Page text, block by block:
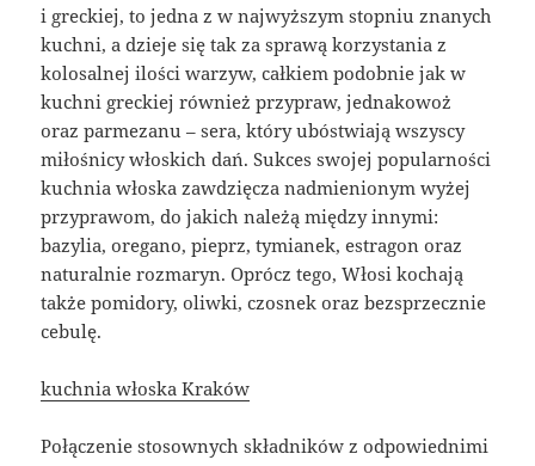
i greckiej, to jedna z w najwyższym stopniu znanych
kuchni, a dzieje się tak za sprawą korzystania z
kolosalnej ilości warzyw, całkiem podobnie jak w
kuchni greckiej również przypraw, jednakowoż
oraz parmezanu – sera, który ubóstwiają wszyscy
miłośnicy włoskich dań. Sukces swojej popularności
kuchnia włoska zawdzięcza nadmienionym wyżej
przyprawom, do jakich należą między innymi:
bazylia, oregano, pieprz, tymianek, estragon oraz
naturalnie rozmaryn. Oprócz tego, Włosi kochają
także pomidory, oliwki, czosnek oraz bezsprzecznie
cebulę.
kuchnia włoska Kraków
Połączenie stosownych składników z odpowiednimi